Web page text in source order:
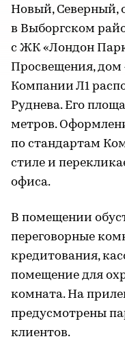
Новый, Северный,
в Выборгском
с ЖК «Лондон
Просвещения, дом
Компании Л1
Руднева. Его
метров.
по стандартам
стиле и
офиса.
В помещении
переговорные
кредитования,
помещение для
комната. На
предусмотрены
клиентов.